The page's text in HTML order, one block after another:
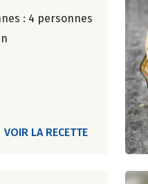
: 4 personnes
VOIR LA RECETTE